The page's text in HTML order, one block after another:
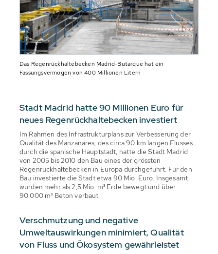
Das Regenrückhaltebecken Madrid-Butarque hat ein
Fassungsvermögen von 400 Millionen Litern
Stadt Madrid hatte 90 Millionen Euro für
neues Regenrückhaltebecken investiert
Im Rahmen des Infrastrukturplans zur Verbesserung der
Qualität des Manzanares, des circa 90 km langen Flusses
durch die spanische Hauptstadt, hatte die Stadt Madrid
von 2005 bis 2010 den Bau eines der grössten
Regenrückhaltebecken in Europa durchgeführt. Für den
Bau investierte die Stadt etwa 90 Mio. Euro. Insgesamt
wurden mehr als 2,5 Mio. m³ Erde bewegt und über
90.000 m³ Beton verbaut.
Verschmutzung und negative
Umweltauswirkungen minimiert, Qualität
von Fluss und Ökosystem gewährleistet